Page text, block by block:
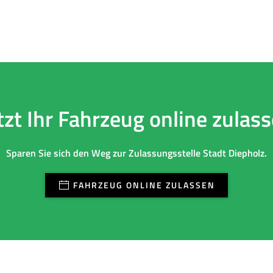
Ihr Fahrzeug online
Sparen Sie sich den Weg zur Zulassungsstelle Stadt Diepholz.
FAHRZEUG ONLINE ZULASSEN